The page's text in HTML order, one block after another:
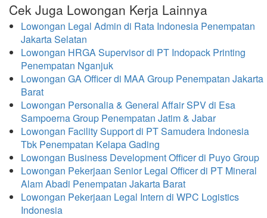
Cek Juga Lowongan Kerja Lainnya
Lowongan Legal Admin di Rata Indonesia Penempatan
Jakarta Selatan
Lowongan HRGA Supervisor di PT Indopack Printing
Penempatan Nganjuk
Lowongan GA Officer di MAA Group Penempatan Jakarta
Barat
Lowongan Personalia & General Affair SPV di Esa
Sampoerna Group Penempatan Jatim & Jabar
Lowongan Facility Support di PT Samudera Indonesia
Tbk Penempatan Kelapa Gading
Lowongan Business Development Officer di Puyo Group
Lowongan Pekerjaan Senior Legal Officer di PT Mineral
Alam Abadi Penempatan Jakarta Barat
Lowongan Pekerjaan Legal Intern di WPC Logistics
Indonesia